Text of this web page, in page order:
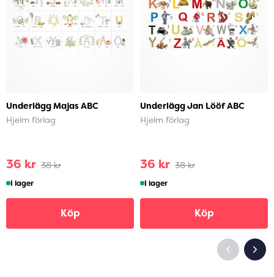
Underlägg Majas ABC
Hjelm förlag
36 kr 38 kr
I lager
Köp
Underlägg Jan Lööf ABC
Hjelm förlag
36 kr 38 kr
I lager
Köp